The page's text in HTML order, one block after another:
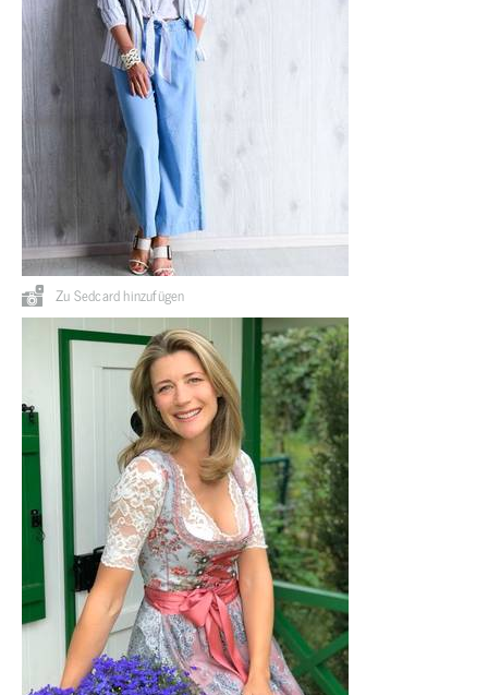
Zu Sedcard hinzufügen